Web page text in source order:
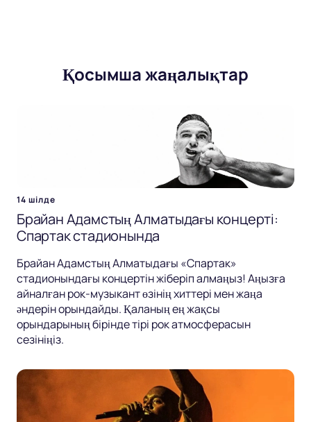
Қосымша жаңалықтар
14 шілде
Брайан Адамстың Алматыдағы концерті:
Спартак стадионында
Брайан Адамстың Алматыдағы «Спартак»
стадионындағы концертін жіберіп алмаңыз! Аңызға
айналған рок-музыкант өзінің хиттері мен жаңа
әндерін орындайды. Қаланың ең жақсы
орындарының бірінде тірі рок атмосферасын
сезініңіз.